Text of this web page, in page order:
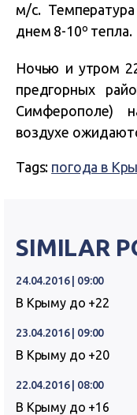
м/с.
днем 8-10º тепла.
Ночью и утром
предгорных
Симферополе)
воздухе
Tags: погода в
SIMILAR
24.04.2016 | 09:00
В Крыму до +22
23.04.2016 | 09:00
В Крыму до +20
22.04.2016 | 08:00
В Крыму до +16